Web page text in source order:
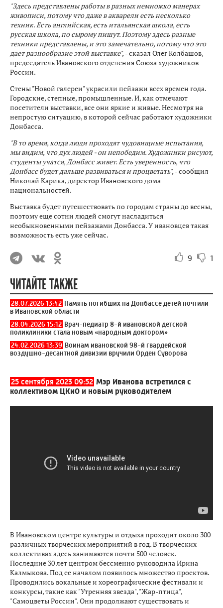
"Здесь представлены работы в разных немножко манерах
живописи, потому что даже в акварели есть несколько
техник. Есть английская, есть итальянская школа, есть
русская школа, по сырому пишут. Поэтому здесь разные
техники представлены, и это замечательно, потому что это
дает разнообразие этой выставке", - сказал Олег Колбашов,
председатель Ивановского отделения Союза художников
России.
Стены "Новой галереи" украсили пейзажи всех времен года.
Городские, степные, промышленные. И, как отмечают
посетители выставки, все они яркие и живые. Несмотря на
непростую ситуацию, в которой сейчас работают художники
Донбасса.
"В то время, когда люди проходят чудовищные испытания,
мы видим, что дух людей - он непобедим. Художники рисуют,
студенты учатся, Донбасс живет. Есть уверенность, что
Донбасс будет дальше развиваться и процветать", - сообщил
Николай Карика, директор Ивановского дома
национальностей.
Выставка будет путешествовать по городам страны до весны,
поэтому еще сотни людей смогут насладиться
необыкновенными пейзажами Донбасса. У ивановцев такая
возможность есть уже сейчас.
9 1
ЧИТАЙТЕ ТАКЖЕ
28.07.2026 13:42 Память погибших на Донбассе детей почтили
в Ивановской области
28.04.2026 15:12 Врач-педиатр 8-й ивановской детской
поликлиники стала новым «народным доктором»
24.02.2026 13:39 Воинам ивановской 98-й гвардейской
воздушно-десантной дивизии вручили Орден Суворова
25 сентября 2023 09:52 Мэр Иванова встретился с
коллективом ЦКиО и новым руководителем
В Ивановском центре культуры и отдыха проходит около 300
различных творческих мероприятий в год. В творческих
коллективах здесь занимаются почти 500 человек.
Последние 30 лет центром бессменно руководила Ирина
Калмыкова. Под ее началом появилось множество проектов.
Проводились вокальные и хореографические фестивали и
конкурсы, такие как "Утренняя звезда", "Жар-птица",
"Самоцветы России". Они продолжают существовать и